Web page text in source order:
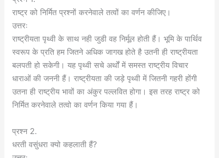
राष्ट्र को निर्मित प्रश्नों करनेवाले तत्वों का वर्णन कीजिए।
उत्तरः
राष्ट्रीयता पृथ्वी के साथ नही जुडी वह निर्मूल होती हैं। भूमि के पार्थिव
स्वरूप के प्रति हम जितने अधिक जागख होते है उतनी ही राष्ट्रीयता
बलपती हो सकेगी। यह पृथ्वी सचे अर्थों में समस्त राष्ट्रीय विचार
धाराओं की जननी हैं। राष्ट्रीयता की जड़े पृथ्वी में जितनी गहरी होंगी
उतना ही राष्ट्रीय भावों का अंकुर पल्लवित होगा। इस तरह राष्ट्र को
निर्मित करनेवाले तत्वो का वर्णन किया गया हैं।
प्रश्न 2.
धरती वसुंधरा क्यो कहलाती हैं?